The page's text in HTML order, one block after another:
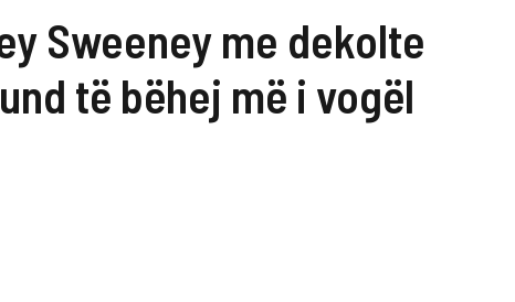
Sweeney me dekolte
të bëhej më i vogël